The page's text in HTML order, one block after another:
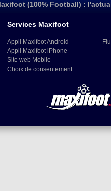
(100% Football) :
Services Maxifoot
Appli Maxifoot Android
Appli Maxifoot iPhone
Site web Mobile
Choix de consentement